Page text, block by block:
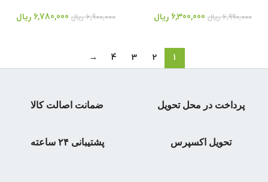
6,990,000 ریال 6,300,000 ریال 6,900,000 ریال 6,780,000 ریال
1
2
3
4
→
ضمانت اصالت کالا پرداخت در محل تحویل
پشتیبانی ۲۴ ساعته تحویل اکسپرس